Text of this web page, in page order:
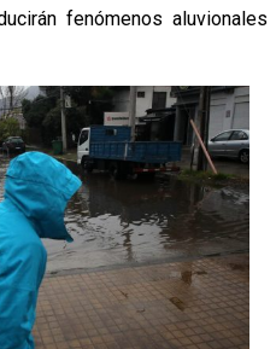
fenómenos aluvionales